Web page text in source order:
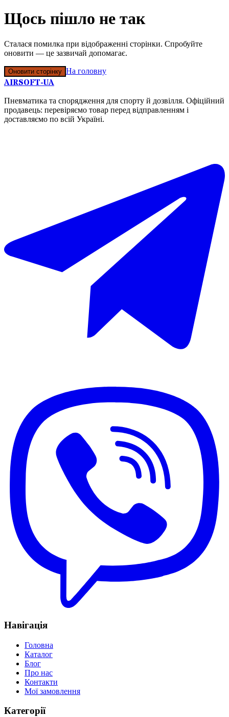
Щось пішло не так
Сталася помилка при відображенні сторінки. Спробуйте
оновити — це зазвичай допомагає.
Оновити сторінку На головну
AIRSOFT-UA
Пневматика та спорядження для спорту й дозвілля. Офіційний
продавець: перевіряємо товар перед відправленням і
доставляємо по всій Україні.
Навігація
Головна
Каталог
Блог
Про нас
Контакти
Мої замовлення
Категорії